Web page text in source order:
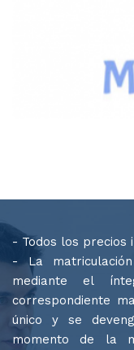
- Todos los precios
- La
mediante el
correspondiente
único y se
momento de la